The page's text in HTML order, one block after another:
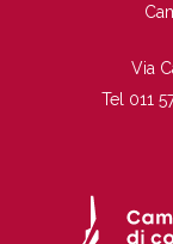
Via
Tel 011